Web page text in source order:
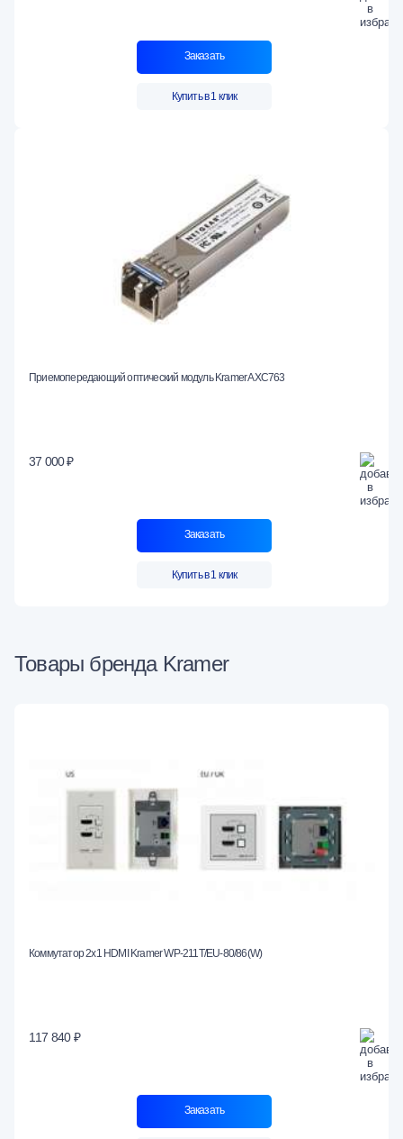
Заказать
Купить в 1 клик
Приемопередающий оптический модуль Kramer AXC763
37 000 ₽
Заказать
Купить в 1 клик
Товары бренда Kramer
Коммутатор 2х1 HDMI Kramer WP-211T/EU-80/86(W)
117 840 ₽
Заказать